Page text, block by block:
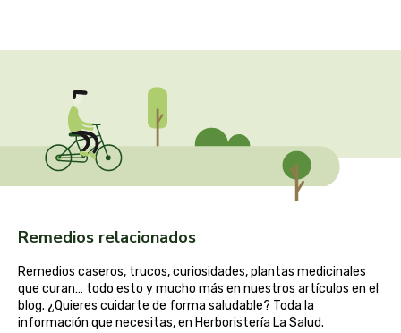
Remedios relacionados
Remedios caseros, trucos, curiosidades, plantas medicinales
que curan… todo esto y mucho más en nuestros artículos en el
blog. ¿Quieres cuidarte de forma saludable? Toda la
información que necesitas, en Herboristería La Salud.
cien por cien natural
como una reina
cooperativa del campo virgen de la esperanza
corpore sano
cosmo naturel
cosnature